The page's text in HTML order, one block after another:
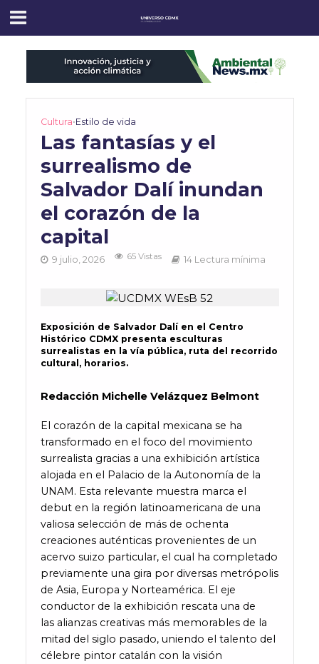
Cultura•Estilo de vida
Las fantasías y el
surrealismo de
Salvador Dalí inundan
el corazón de la
capital
9 julio, 2026 65 Vistas 14 Lectura mínima
Exposición de Salvador Dalí en el Centro
Histórico CDMX presenta esculturas
surrealistas en la vía pública, ruta del recorrido
cultural, horarios.
Redacción Michelle Velázquez Belmont
El corazón de la capital mexicana se ha
transformado en el foco del movimiento
surrealista gracias a una exhibición artística
alojada en el Palacio de la Autonomía de la
UNAM. Esta relevante muestra marca el
debut en la región latinoamericana de una
valiosa selección de más de ochenta
creaciones auténticas provenientes de un
acervo suizo particular, el cual ha completado
previamente una gira por diversas metrópolis
de Asia, Europa y Norteamérica. El eje
conductor de la exhibición rescata una de
las alianzas creativas más memorables de la
mitad del siglo pasado, uniendo el talento del
célebre pintor catalán con la visión